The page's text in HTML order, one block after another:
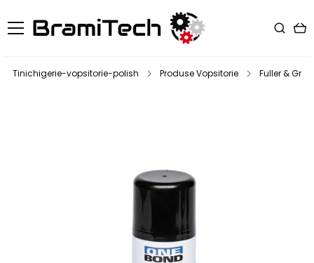
Tinichigerie-vopsitorie-polish Produse Vopsitorie Fuller &